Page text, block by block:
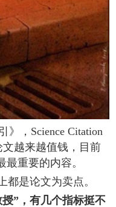
，Science Citation
越来越值钱，目前
重要的内容。
是论文为卖点。
”，有几个指标挺不